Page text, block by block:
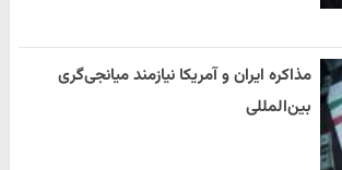
مذاکره ایران و آمریکا نیازمند میانجی‌گری
بین‌المللی